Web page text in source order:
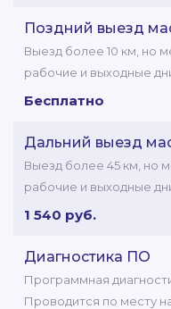
Поздний выезд
Выезд более 10 км, но
рабочие и выходные
Бесплатно
Дальний выезд
Выезд более 45 км, но
рабочие и выходные
1 540 руб.
Диагностика ПО
Программная
Проводится по месту